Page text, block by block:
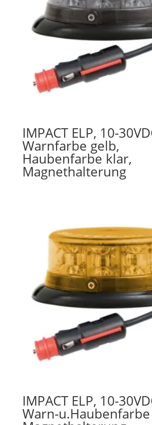
IMPACT ELP, 10-
Warnfarbe gelb,
Haubenfarbe klar,
Magnethalterung
IMPACT ELP, 10-
Warn-